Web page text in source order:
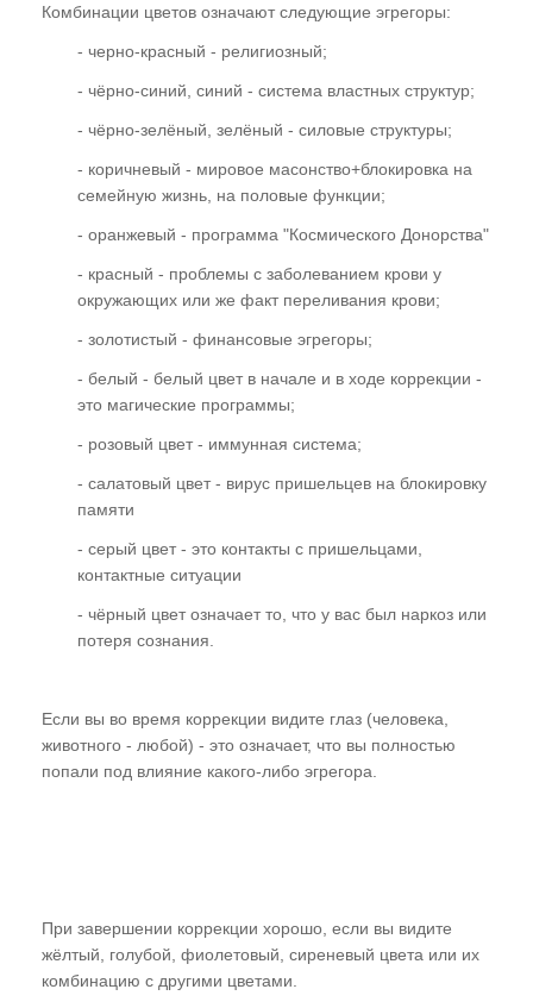
Общий сеанс коррекции
Индивидуальная коррекция
Очная коррекция в Ростове
Коррекция по Skype
Студия "ПК"
Представители
Комбинации цветов означают следующие эгрегоры:
- черно-красный - религиозный;
- чёрно-синий, синий - система властных структур;
- чёрно-зелёный, зелёный - силовые структуры;
- коричневый - мировое масонство+блокировка на
семейную жизнь, на половые функции;
- оранжевый - программа "Космического Донорства"
- красный - проблемы с заболеванием крови у
окружающих или же факт переливания крови;
- золотистый - финансовые эгрегоры;
- белый - белый цвет в начале и в ходе коррекции -
это магические программы;
- розовый цвет - иммунная система;
- салатовый цвет - вирус пришельцев на блокировку
памяти
- серый цвет - это контакты с пришельцами,
контактные ситуации
- чёрный цвет означает то, что у вас был наркоз или
потеря сознания.
Если вы во время коррекции видите глаз (человека,
животного - любой) - это означает, что вы полностью
попали под влияние какого-либо эгрегора.
При завершении коррекции хорошо, если вы видите
жёлтый, голубой, фиолетовый, сиреневый цвета или их
комбинацию с другими цветами.